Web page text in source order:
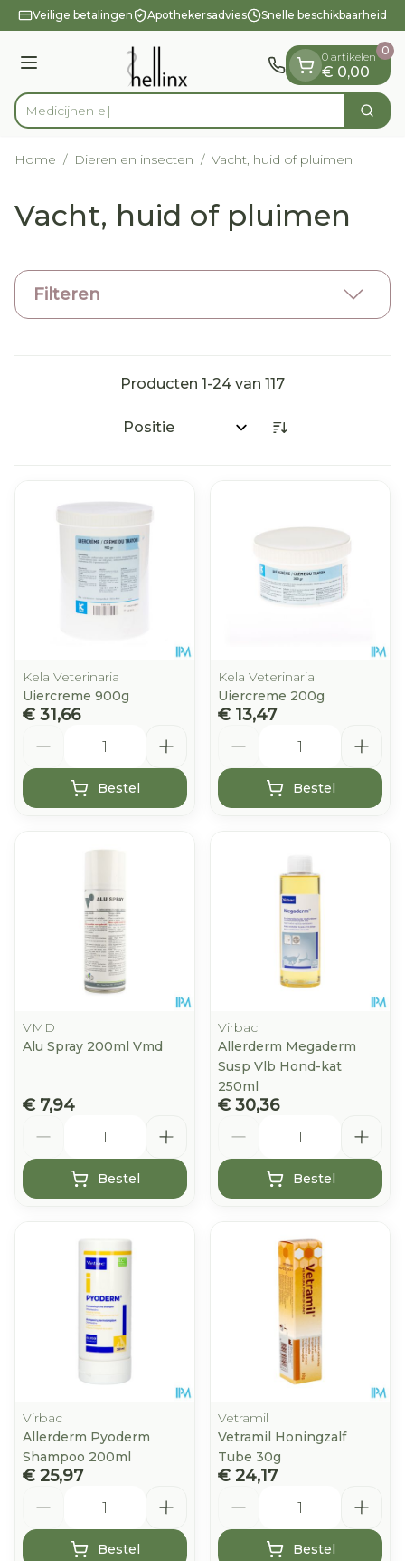
Ga naar de inhoud
1 van 1
Veilige betalingen Apothekersadvies Snelle beschikbaarheid
Menu
Product, merk, categorie... Zoek
0 artikelen
€ 0,00
0
Home / Dieren en insecten / Vacht, huid of pluimen
Vacht, huid of pluimen
Filteren
Producten 1-24 van 117
Sorteer op:
Kela Veterinaria
Uiercreme 900g
€ 31,66
Bestel
Kela Veterinaria
Uiercreme 200g
€ 13,47
Bestel
VMD
Alu Spray 200ml Vmd
€ 7,94
Bestel
Virbac
Allerderm Megaderm
Susp Vlb Hond-kat
250ml
€ 30,36
Bestel
Virbac
Allerderm Pyoderm
Shampoo 200ml
€ 25,97
Bestel
Vetramil
Vetramil Honingzalf
Tube 30g
€ 24,17
Bestel